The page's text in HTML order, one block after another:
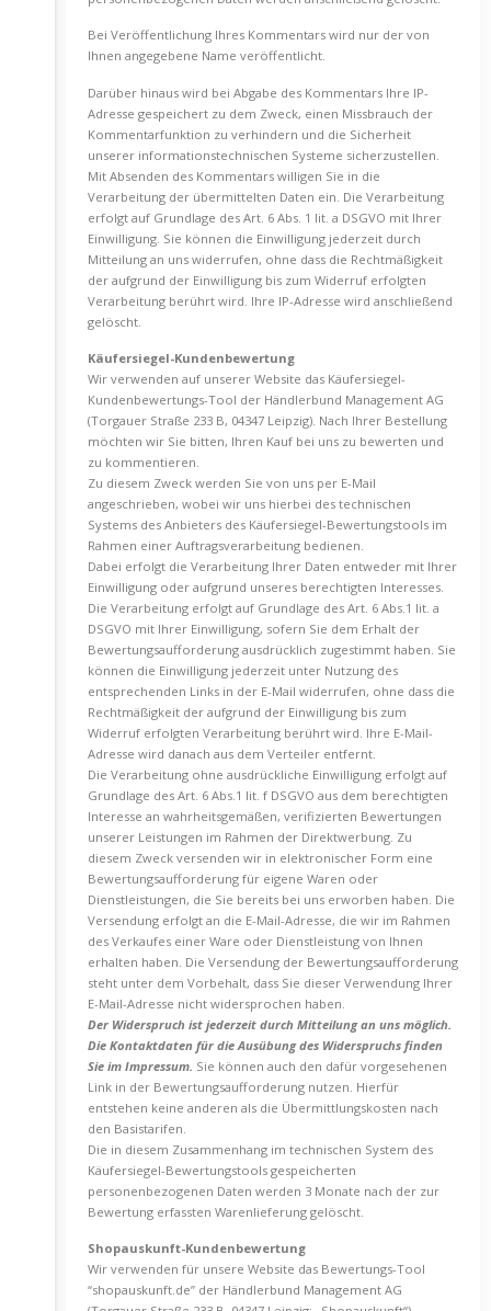
Bei Veröffentlichung Ihres Kommentars wird nur der von
Ihnen angegebene Name veröffentlicht.
Darüber hinaus wird bei Abgabe des Kommentars Ihre IP-
Adresse gespeichert zu dem Zweck, einen Missbrauch der
Kommentarfunktion zu verhindern und die Sicherheit
unserer informationstechnischen Systeme sicherzustellen.
Mit Absenden des Kommentars willigen Sie in die
Verarbeitung der übermittelten Daten ein. Die Verarbeitung
erfolgt auf Grundlage des Art. 6 Abs. 1 lit. a DSGVO mit Ihrer
Einwilligung. Sie können die Einwilligung jederzeit durch
Mitteilung an uns widerrufen, ohne dass die Rechtmäßigkeit
der aufgrund der Einwilligung bis zum Widerruf erfolgten
Verarbeitung berührt wird. Ihre IP-Adresse wird anschließend
gelöscht.
Käufersiegel-Kundenbewertung
Wir verwenden auf unserer Website das Käufersiegel-
Kundenbewertungs-Tool der Händlerbund Management AG
(Torgauer Straße 233 B, 04347 Leipzig). Nach Ihrer Bestellung
möchten wir Sie bitten, Ihren Kauf bei uns zu bewerten und
zu kommentieren.
Zu diesem Zweck werden Sie von uns per E-Mail
angeschrieben, wobei wir uns hierbei des technischen
Systems des Anbieters des Käufersiegel-Bewertungstools im
Rahmen einer Auftragsverarbeitung bedienen.
Dabei erfolgt die Verarbeitung Ihrer Daten entweder mit Ihrer
Einwilligung oder aufgrund unseres berechtigten Interesses.
Die Verarbeitung erfolgt auf Grundlage des Art. 6 Abs.1 lit. a
DSGVO mit Ihrer Einwilligung, sofern Sie dem Erhalt der
Bewertungsaufforderung ausdrücklich zugestimmt haben. Sie
können die Einwilligung jederzeit unter Nutzung des
entsprechenden Links in der E-Mail widerrufen, ohne dass die
Rechtmäßigkeit der aufgrund der Einwilligung bis zum
Widerruf erfolgten Verarbeitung berührt wird. Ihre E-Mail-
Adresse wird danach aus dem Verteiler entfernt.
Die Verarbeitung ohne ausdrückliche Einwilligung erfolgt auf
Grundlage des Art. 6 Abs.1 lit. f DSGVO aus dem berechtigten
Interesse an wahrheitsgemäßen, verifizierten Bewertungen
unserer Leistungen im Rahmen der Direktwerbung. Zu
diesem Zweck versenden wir in elektronischer Form eine
Bewertungsaufforderung für eigene Waren oder
Dienstleistungen, die Sie bereits bei uns erworben haben. Die
Versendung erfolgt an die E-Mail-Adresse, die wir im Rahmen
des Verkaufes einer Ware oder Dienstleistung von Ihnen
erhalten haben. Die Versendung der Bewertungsaufforderung
steht unter dem Vorbehalt, dass Sie dieser Verwendung Ihrer
E-Mail-Adresse nicht widersprochen haben.
Der Widerspruch ist jederzeit durch Mitteilung an uns möglich.
Die Kontaktdaten für die Ausübung des Widerspruchs finden
Sie im Impressum. Sie können auch den dafür vorgesehenen
Link in der Bewertungsaufforderung nutzen. Hierfür
entstehen keine anderen als die Übermittlungskosten nach
den Basistarifen.
Die in diesem Zusammenhang im technischen System des
Käufersiegel-Bewertungstools gespeicherten
personenbezogenen Daten werden 3 Monate nach der zur
Bewertung erfassten Warenlieferung gelöscht.
Shopauskunft-Kundenbewertung
Wir verwenden für unsere Website das Bewertungs-Tool
“shopauskunft.de” der Händlerbund Management AG